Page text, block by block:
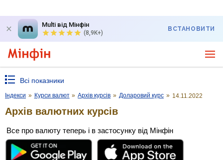
Multi від Мінфін
(8,9K+)
ВСТАНОВИТИ
Всі показники
Індекси » Курси валют » Архів курсів » Доларовий курс » 14.11.2022
Архів валютних курсів
Все про валюту теперь і в застосунку від Мінфін